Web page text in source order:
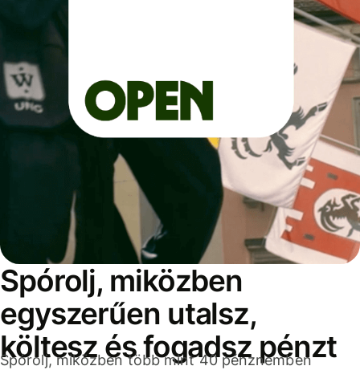
Spórolj, miközben
egyszerűen utalsz,
költesz és fogadsz pénzt
Spórolj, miközben több mint 40 pénznemben